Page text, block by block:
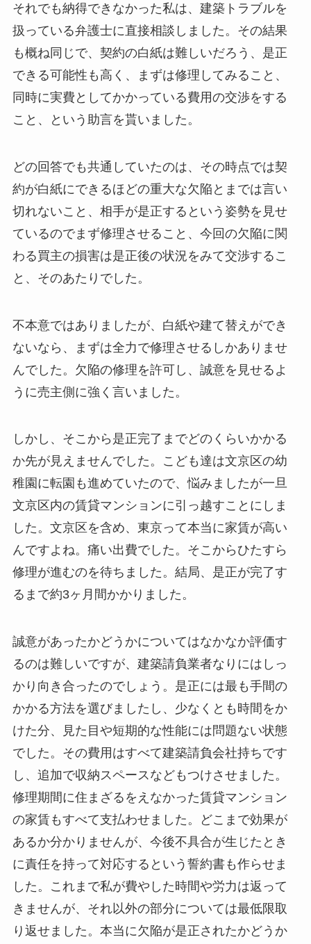
それでも納得できなかった私は、建築トラブルを
扱っている弁護士に直接相談しました。その結果
も概ね同じで、契約の白紙は難しいだろう、是正
できる可能性も高く、まずは修理してみること、
同時に実費としてかかっている費用の交渉をする
こと、という助言を貰いました。
どの回答でも共通していたのは、その時点では契
約が白紙にできるほどの重大な欠陥とまでは言い
切れないこと、相手が是正するという姿勢を見せ
ているのでまず修理させること、今回の欠陥に関
わる買主の損害は是正後の状況をみて交渉するこ
と、そのあたりでした。
不本意ではありましたが、白紙や建て替えができ
ないなら、まずは全力で修理させるしかありませ
んでした。欠陥の修理を許可し、誠意を見せるよ
うに売主側に強く言いました。
しかし、そこから是正完了までどのくらいかかる
か先が見えませんでした。こども達は文京区の幼
稚園に転園も進めていたので、悩みましたが一旦
文京区内の賃貸マンションに引っ越すことにしま
した。文京区を含め、東京って本当に家賃が高い
んですよね。痛い出費でした。そこからひたすら
修理が進むのを待ちました。結局、是正が完了す
るまで約3ヶ月間かかりました。
誠意があったかどうかについてはなかなか評価す
るのは難しいですが、建築請負業者なりにはしっ
かり向き合ったのでしょう。是正には最も手間の
かかる方法を選びましたし、少なくとも時間をか
けた分、見た目や短期的な性能には問題ない状態
でした。その費用はすべて建築請負会社持ちです
し、追加で収納スペースなどもつけさせました。
修理期間に住まざるをえなかった賃貸マンション
の家賃もすべて支払わせました。どこまで効果が
あるか分かりませんが、今後不具合が生じたとき
に責任を持って対応するという誓約書も作らせま
した。これまで私が費やした時間や労力は返って
きませんが、それ以外の部分については最低限取
り返せました。本当に欠陥が是正されたかどうか